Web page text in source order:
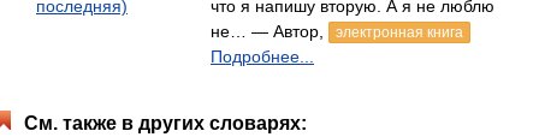
последняя)
что я напишу вторую. А я не люблю
не… — Автор,
электронная книга
Подробнее...
См. также в других словарях: